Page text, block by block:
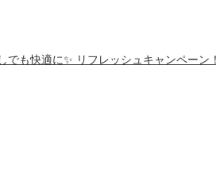
も快適に✨ リフレッシュキャンペー